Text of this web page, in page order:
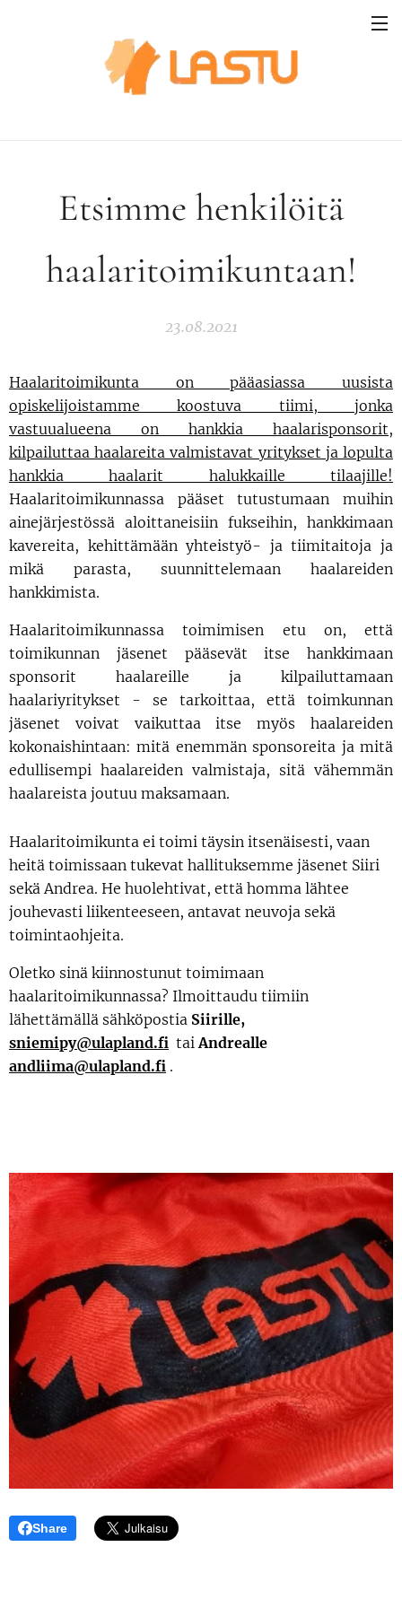
Etsimme henkilöitä
haalaritoimikuntaan!
23.08.2021
Haalaritoimikunta on pääasiassa uusista
opiskelijoistamme koostuva tiimi, jonka
vastuualueena on hankkia haalarisponsorit,
kilpailuttaa haalareita valmistavat yritykset ja lopulta
hankkia haalarit halukkaille tilaajille!
Haalaritoimikunnassa pääset tutustumaan muihin
ainejärjestössä aloittaneisiin fukseihin, hankkimaan
kavereita, kehittämään yhteistyö- ja tiimitaitoja ja
mikä parasta, suunnittelemaan haalareiden
hankkimista.
Haalaritoimikunnassa toimimisen etu on, että
toimikunnan jäsenet pääsevät itse hankkimaan
sponsorit haalareille ja kilpailuttamaan
haalariyritykset - se tarkoittaa, että toimkunnan
jäsenet voivat vaikuttaa itse myös haalareiden
kokonaishintaan: mitä enemmän sponsoreita ja mitä
edullisempi haalareiden valmistaja, sitä vähemmän
haalareista joutuu maksamaan.
Haalaritoimikunta ei toimi täysin itsenäisesti, vaan
heitä toimissaan tukevat hallituksemme jäsenet Siiri
sekä Andrea. He huolehtivat, että homma lähtee
jouhevasti liikenteeseen, antavat neuvoja sekä
toimintaohjeita.
Oletko sinä kiinnostunut toimimaan
haalaritoimikunnassa? Ilmoittaudu tiimiin
lähettämällä sähköpostia Siirille,
sniemipy@ulapland.fi tai Andrealle
andliima@ulapland.fi .
Share